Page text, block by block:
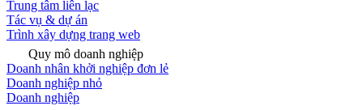
Trung tâm liên lạc
Tác vụ & dự án
Trình xây dựng trang web
Quy mô doanh nghiệp
Doanh nhân khởi nghiệp đơn lẻ
Doanh nghiệp nhỏ
Doanh nghiệp